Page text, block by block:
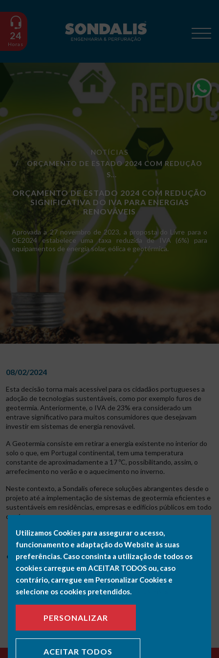
24
Horas
NOTÍCIAS
ORÇAMENTO DE ESTADO 2024 COM REDUÇÃO
S...
ORÇAMENTO DE ESTADO 2024 COM REDUÇÃO
SIGNIFICATIVA DO IVA PARA ENERGIAS
RENOVÁVEIS
Aprovada a 27 novembro de 2023, a proposta do Livre para o
OE2024 estabelece uma taxa reduzida de IVA (6%) para
equipamentos de energia solar, eólica e geotérmica.
08/02/2024
Esta decisão torna mais acessível para os cidadãos portugueses a
adoção de tecnologias sustentáveis, como por exemplo furos de
geotermia. Anteriormente, o IVA de 23% era considerado um
entrave significativo para muitos consumidores que desejavam
investir em sistemas de energia renovável.
A Geotermia consiste em retirar a energia existente no interior do
solo o que, em Portugal continental, tem uma temperatura
constante de aproximadamente a 17 ºC, possibilitando, assim, o
arrefecimento no verão e o aquecimento no inverno.
Neste contexto, a Sondalis oferece soluções abrangentes desde o
projeto até a implementação de sistemas de geotermia eficientes e
sustentáveis em residências, empresas e edifícios públicos em todo
o país.
VOLTAR NOTÍCIAS
Utilizamos Cookies para assegurar o acesso,
funcionamento e adaptação do Website às suas
preferências. Caso consinta a utilização de todos os
cookies carregue em ACEITAR TODOS ou, caso
contrário, carregue em Personalizar Cookies e
selecione os cookies pretendidos.
PERSONALIZAR
ACEITAR TODOS